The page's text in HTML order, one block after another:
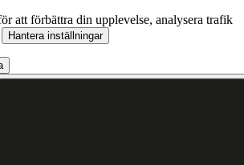
att förbättra din upplevelse, analysera trafik
Hantera inställningar